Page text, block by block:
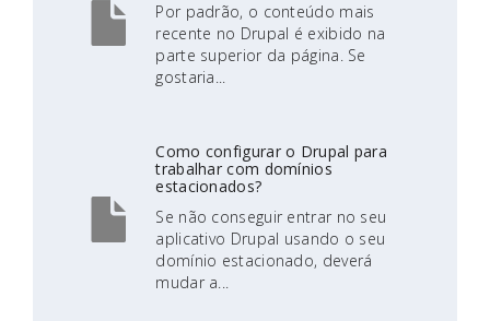
Por padrão, o conteúdo mais
recente no Drupal é exibido na
parte superior da página. Se
gostaria...
Como configurar o Drupal para
trabalhar com domínios
estacionados?
Se não conseguir entrar no seu
aplicativo Drupal usando o seu
domínio estacionado, deverá
mudar a...